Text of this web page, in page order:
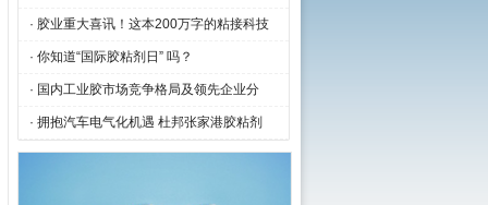
200万字的粘接科技巨著，
》（以下简称手册）在胶黏
· 胶业重大喜讯！这本200万字的粘接科技
· 你知道“国际胶粘剂日” 吗？
· 国内工业胶市场竞争格局及领先企业分
· 拥抱汽车电气化机遇 杜邦张家港胶粘剂